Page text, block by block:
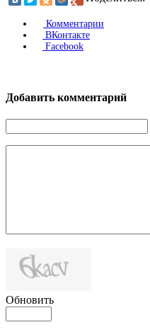
Комментарии
ВКонтакте
Facebook
Добавить комментарий
Обновить